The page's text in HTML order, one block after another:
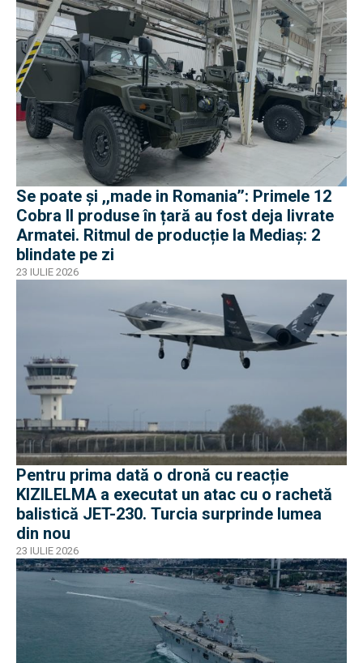
Se poate și ,,made in Romania’’: Primele 12
Cobra II produse în țară au fost deja livrate
Armatei. Ritmul de producție la Mediaș: 2
blindate pe zi
23 IULIE 2026
Pentru prima dată o dronă cu reacție
KIZILELMA a executat un atac cu o rachetă
balistică JET-230. Turcia surprinde lumea
din nou
23 IULIE 2026